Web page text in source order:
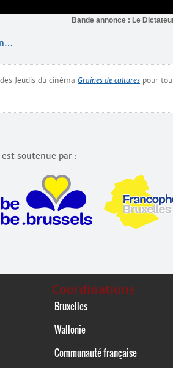
Bande annonce : Le
Jeudis du cinéma Graines de cultures pour
soutenue par :
Coordinations
Bruxelles
Wallonie
Communauté française